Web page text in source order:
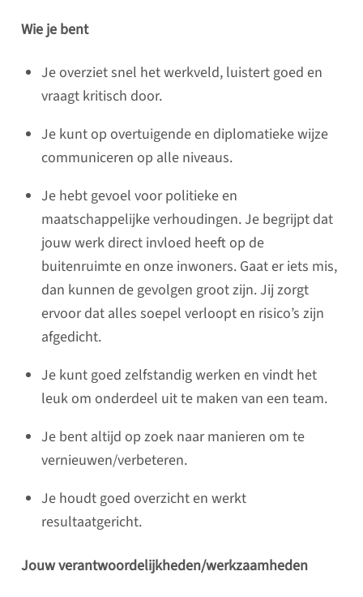
Wie je bent
Je overziet snel het werkveld, luistert goed en
vraagt kritisch door.
Je kunt op overtuigende en diplomatieke wijze
communiceren op alle niveaus.
Je hebt gevoel voor politieke en
maatschappelijke verhoudingen. Je begrijpt dat
jouw werk direct invloed heeft op de
buitenruimte en onze inwoners. Gaat er iets mis,
dan kunnen de gevolgen groot zijn. Jij zorgt
ervoor dat alles soepel verloopt en risico’s zijn
afgedicht.
Je kunt goed zelfstandig werken en vindt het
leuk om onderdeel uit te maken van een team.
Je bent altijd op zoek naar manieren om te
vernieuwen/verbeteren.
Je houdt goed overzicht en werkt
resultaatgericht.
Jouw verantwoordelijkheden/werkzaamheden